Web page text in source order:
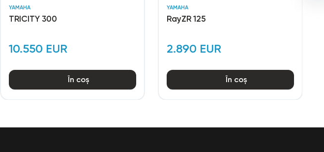
YAMAHA
TRICITY 300
10.550 EUR
În coș
YAMAHA
RayZR 125
2.890 EUR
În coș